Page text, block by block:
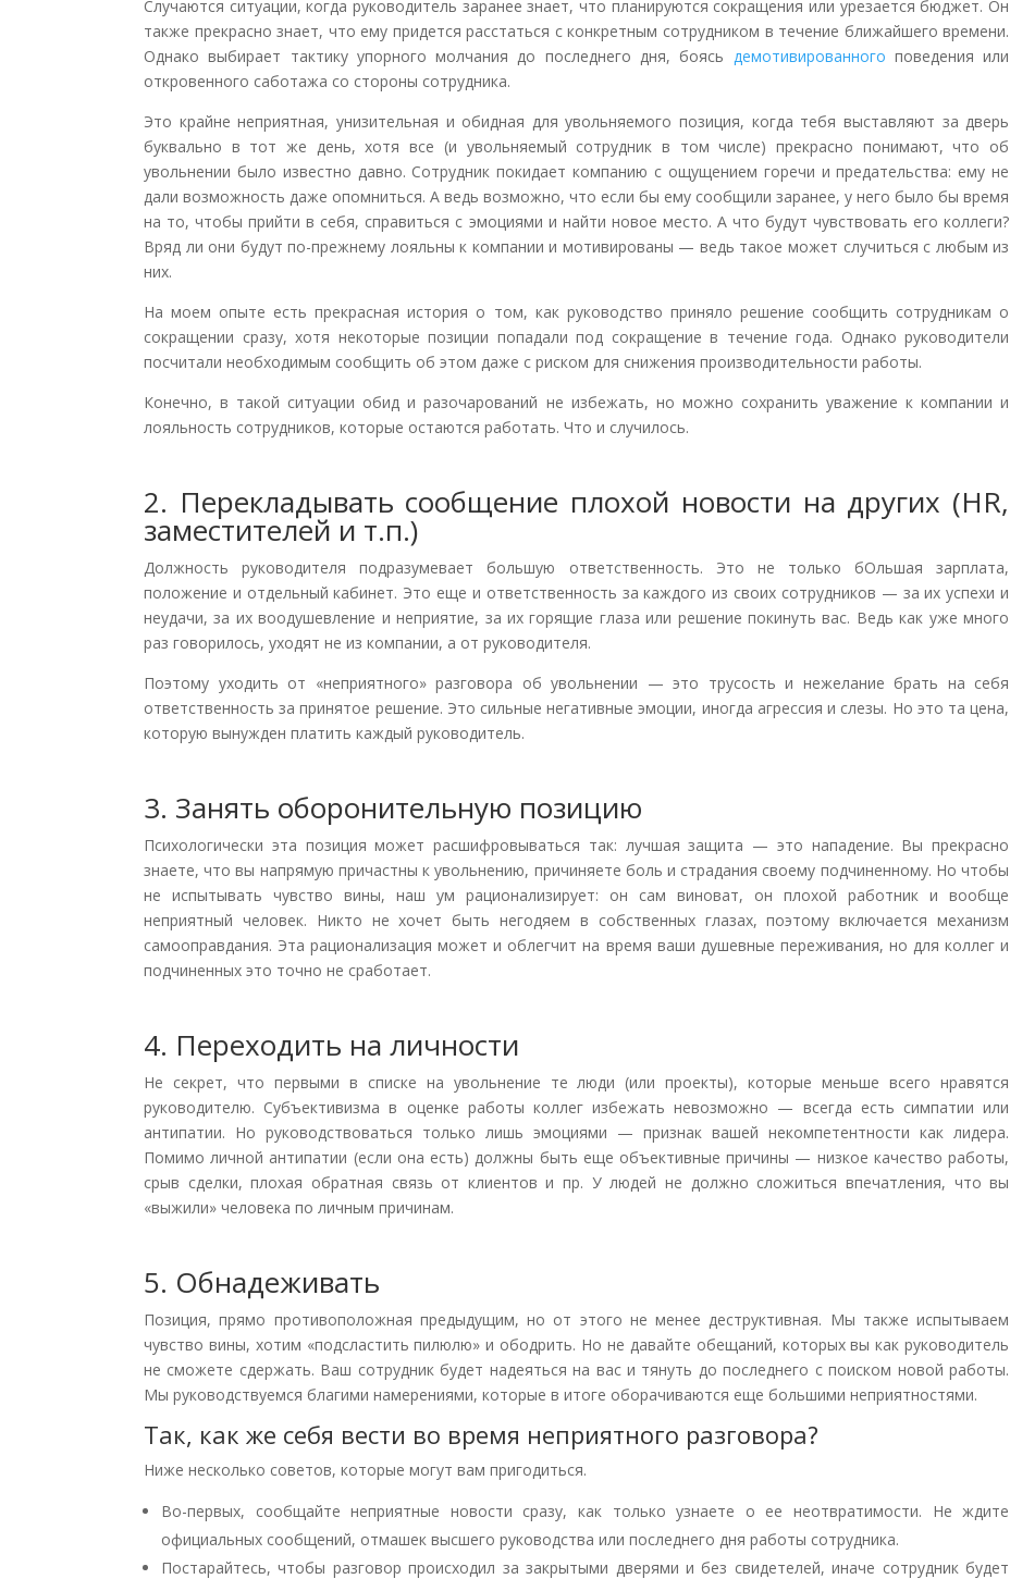
Случаются ситуации, когда руководитель заранее знает, что планируются сокращения или урезается бюджет. Он
также прекрасно знает, что ему придется расстаться с конкретным сотрудником в течение ближайшего времени.
Однако выбирает тактику упорного молчания до последнего дня, боясь демотивированного поведения или
откровенного саботажа со стороны сотрудника.
Это крайне неприятная, унизительная и обидная для увольняемого позиция, когда тебя выставляют за дверь
буквально в тот же день, хотя все (и увольняемый сотрудник в том числе) прекрасно понимают, что об
увольнении было известно давно. Сотрудник покидает компанию с ощущением горечи и предательства: ему не
дали возможность даже опомниться. А ведь возможно, что если бы ему сообщили заранее, у него было бы время
на то, чтобы прийти в себя, справиться с эмоциями и найти новое место. А что будут чувствовать его коллеги?
Вряд ли они будут по-прежнему лояльны к компании и мотивированы — ведь такое может случиться с любым из
них.
На моем опыте есть прекрасная история о том, как руководство приняло решение сообщить сотрудникам о
сокращении сразу, хотя некоторые позиции попадали под сокращение в течение года. Однако руководители
посчитали необходимым сообщить об этом даже с риском для снижения производительности работы.
Конечно, в такой ситуации обид и разочарований не избежать, но можно сохранить уважение к компании и
лояльность сотрудников, которые остаются работать. Что и случилось.
2. Перекладывать сообщение плохой новости на других (HR,
заместителей и т.п.)
Должность руководителя подразумевает большую ответственность. Это не только бОльшая зарплата,
положение и отдельный кабинет. Это еще и ответственность за каждого из своих сотрудников — за их успехи и
неудачи, за их воодушевление и неприятие, за их горящие глаза или решение покинуть вас. Ведь как уже много
раз говорилось, уходят не из компании, а от руководителя.
Поэтому уходить от «неприятного» разговора об увольнении — это трусость и нежелание брать на себя
ответственность за принятое решение. Это сильные негативные эмоции, иногда агрессия и слезы. Но это та цена,
которую вынужден платить каждый руководитель.
3. Занять оборонительную позицию
Психологически эта позиция может расшифровываться так: лучшая защита — это нападение. Вы прекрасно
знаете, что вы напрямую причастны к увольнению, причиняете боль и страдания своему подчиненному. Но чтобы
не испытывать чувство вины, наш ум рационализирует: он сам виноват, он плохой работник и вообще
неприятный человек. Никто не хочет быть негодяем в собственных глазах, поэтому включается механизм
самооправдания. Эта рационализация может и облегчит на время ваши душевные переживания, но для коллег и
подчиненных это точно не сработает.
4. Переходить на личности
Не секрет, что первыми в списке на увольнение те люди (или проекты), которые меньше всего нравятся
руководителю. Субъективизма в оценке работы коллег избежать невозможно — всегда есть симпатии или
антипатии. Но руководствоваться только лишь эмоциями — признак вашей некомпетентности как лидера.
Помимо личной антипатии (если она есть) должны быть еще объективные причины — низкое качество работы,
срыв сделки, плохая обратная связь от клиентов и пр. У людей не должно сложиться впечатления, что вы
«выжили» человека по личным причинам.
5. Обнадеживать
Позиция, прямо противоположная предыдущим, но от этого не менее деструктивная. Мы также испытываем
чувство вины, хотим «подсластить пилюлю» и ободрить. Но не давайте обещаний, которых вы как руководитель
не сможете сдержать. Ваш сотрудник будет надеяться на вас и тянуть до последнего с поиском новой работы.
Мы руководствуемся благими намерениями, которые в итоге оборачиваются еще большими неприятностями.
Так, как же себя вести во время неприятного разговора?
Ниже несколько советов, которые могут вам пригодиться.
Во-первых, сообщайте неприятные новости сразу, как только узнаете о ее неотвратимости. Не ждите
официальных сообщений, отмашек высшего руководства или последнего дня работы сотрудника.
Постарайтесь, чтобы разговор происходил за закрытыми дверями и без свидетелей, иначе сотрудник будет